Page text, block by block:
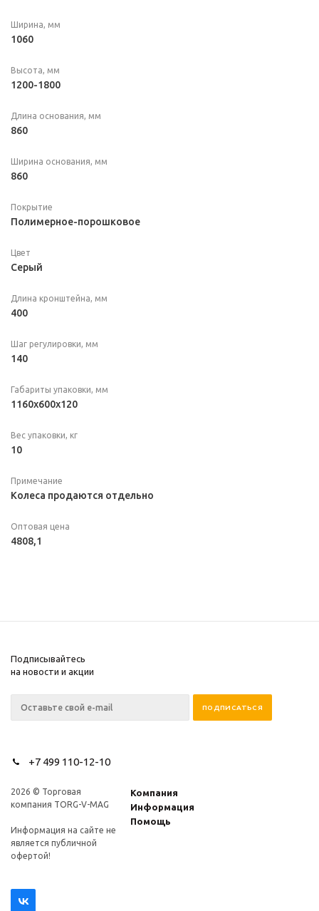
Ширина, мм
1060
Высота, мм
1200-1800
Длина основания, мм
860
Ширина основания, мм
860
Покрытие
Полимерное-порошковое
Цвет
Серый
Длина кронштейна, мм
400
Шаг регулировки, мм
140
Габариты упаковки, мм
1160х600х120
Вес упаковки, кг
10
Примечание
Колеса продаются отдельно
Оптовая цена
4808,1
Подписывайтесь
на новости и акции
+7 499 110-12-10
2026 © Торговая
компания TORG-V-MAG
Информация на сайте не
является публичной
офертой!
Компания
Информация
Помощь